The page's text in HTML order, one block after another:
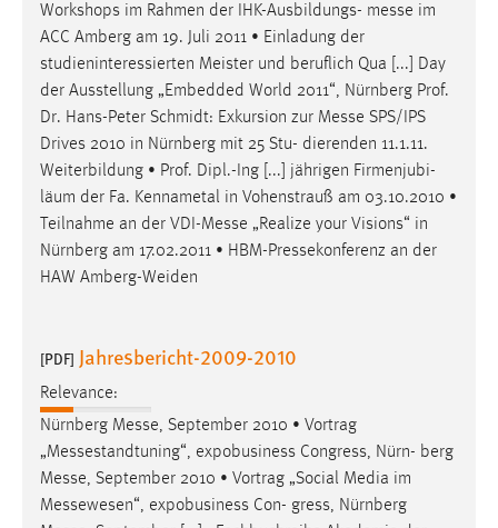
Workshops im Rahmen der IHK-Ausbildungs- messe im
ACC Amberg am 19. Juli 2011 • Einladung der
studieninteressierten Meister und beruflich Qua [...] Day
der Ausstellung „Embedded World 2011“, Nürnberg Prof.
Dr. Hans-Peter Schmidt: Exkursion zur Messe SPS/IPS
Drives 2010 in Nürnberg mit 25 Stu- dierenden 11.1.11.
Weiterbildung • Prof. Dipl.-Ing [...] jährigen Firmenjubi-
läum der Fa. Kennametal in Vohenstrauß am 03.10.2010 •
Teilnahme an der VDI-Messe „Realize your Visions“ in
Nürnberg am 17.02.2011 • HBM-Pressekonferenz an der
HAW Amberg-Weiden
[PDF] Jahresbericht-2009-2010
Relevance:
Nürnberg Messe, September 2010 • Vortrag
„Messestandtuning“, expobusiness Congress, Nürn- berg
Messe, September 2010 • Vortrag „Social Media im
Messewesen“, expobusiness Con- gress, Nürnberg